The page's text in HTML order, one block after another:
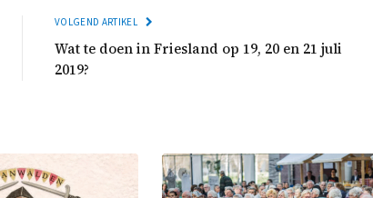
VOLGEND ARTIKEL
Wat te doen in Friesland op 19, 20 en 21 juli
2019?